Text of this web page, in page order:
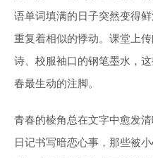
语单词填满的日子突然变得
重复着相似的悸动。课堂上
诗、校服袖口的钢笔墨水，
春最生动的注脚。
青春的棱角总在文字中愈发
日记书写暗恋心事，那些被